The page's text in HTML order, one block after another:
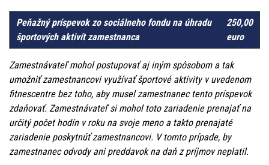
Peňažný príspevok zo sociálneho fondu na úhradu
športových aktivít zamestnanca
250,00
euro
Odvody zamestnanca za takto poskytnutý
príspevok
23,50
euro
Preddavok na daň z príjmov
43,03
euro
Zamestnávateľ mohol postupovať aj iným spôsobom a tak
umožniť zamestnancovi využívať športové aktivity v uvedenom
fitnescentre bez toho, aby musel zamestnanec tento príspevok
zdaňovať. Zamestnávateľ si mohol toto zariadenie prenajať na
určitý počet hodín v roku na svoje meno a takto prenajaté
zariadenie poskytnúť zamestnancovi. V tomto prípade, by
zamestnanec odvody ani preddavok na daň z príjmov neplatil.